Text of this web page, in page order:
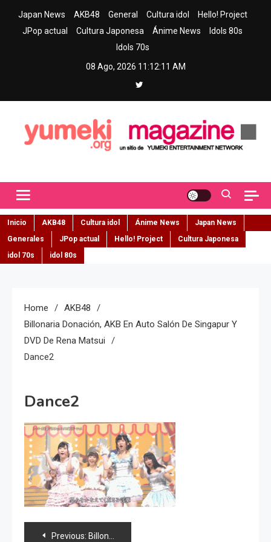
Japan News AKB48 General Cultura idol
Hello! Project
JPop actual
Cultura Japonesa Ánime News
Idols 80s
Idols 70s
08 Ago, 2026 11:12:12 AM
Inicio AKB48 Cultura idol Ánime News
Japan News
Generales
JPop actual Hello! Project
Cultura Japonesa
idol 70s
idol 80s
Home
AKB48
Billonaria Donación, AKB En Auto Salón De Singapur Y
DVD De Rena Matsui
Dance2
Dance2
Navegación
Previous: Billonaria donación, AKB en auto salón de Singapur y DVD de Rena Matsui